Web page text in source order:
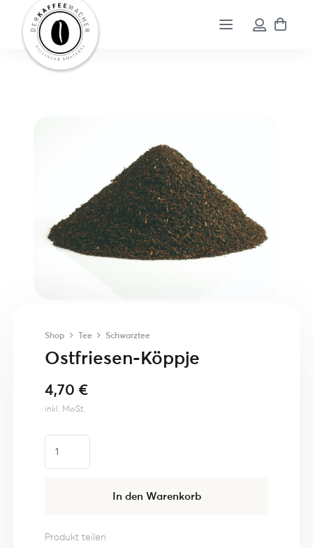
Shop Tee Schwarztee
Ostfriesen-Köppje
4,70€
inkl. MwSt.
In den Warenkorb
Produkt teilen